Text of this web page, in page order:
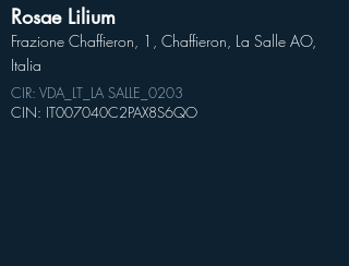
Rosae Lilium
Frazione Chaffieron, 1, Chaffieron, La Salle AO,
Italia
CIR: VDA_LT_LA SALLE_0203
CIN: IT007040C2PAX8S6QO